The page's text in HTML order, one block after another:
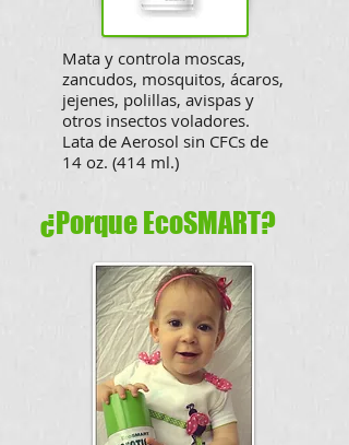
Mata y controla moscas,
zancudos, mosquitos, ácaros,
jejenes, polillas, avispas y
otros insectos voladores.
Lata de Aerosol sin CFCs de
14 oz. (414 ml.)
¿Porque EcoSMART?